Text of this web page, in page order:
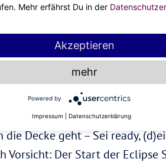
Energien und Vibes
es ins super fancy
und was alles in dir steckt!
völlig neues beginnt. Der
Decke geht – Sei ready,
Vorsicht: Der Start der
Mehr erfährst Du in der
Akzeptieren
mehr
Powered by
Impressum Datenschutzerklärung